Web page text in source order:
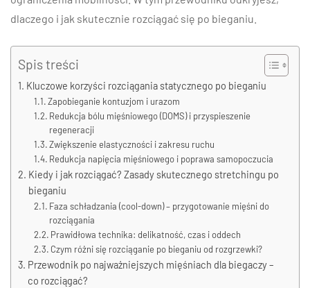
dlaczego i jak skutecznie rozciągać się po bieganiu.
Spis treści
Kluczowe korzyści rozciągania statycznego po bieganiu
Zapobieganie kontuzjom i urazom
Redukcja bólu mięśniowego (DOMS) i przyspieszenie
regeneracji
Zwiększenie elastyczności i zakresu ruchu
Redukcja napięcia mięśniowego i poprawa samopoczucia
Kiedy i jak rozciągać? Zasady skutecznego stretchingu po
bieganiu
Faza schładzania (cool-down) – przygotowanie mięśni do
rozciągania
Prawidłowa technika: delikatność, czas i oddech
Czym różni się rozciąganie po bieganiu od rozgrzewki?
Przewodnik po najważniejszych mięśniach dla biegaczy –
co rozciągać?